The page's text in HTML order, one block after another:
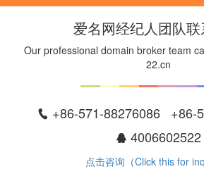
爱名网经纪人团队
Our professional domain broker team
22.cn
+86-571-88276086 +86-
4006602522
点击咨询（Click this for